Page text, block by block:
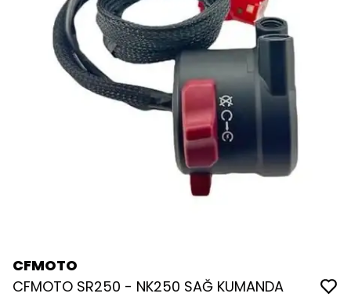
CFMOTO
CFMOTO SR250 - NK250 SAĞ KUMANDA